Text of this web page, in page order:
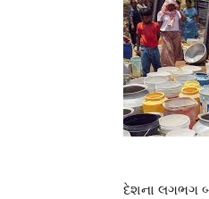
દેશના લગભગ